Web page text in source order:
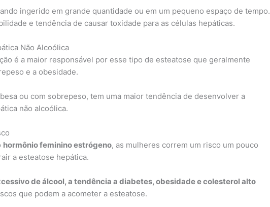
ingerido em grande quantidade ou em um pequeno espaço de tempo.
e tendência de causar toxidade para as células hepáticas.
Não Alcoólica
é a maior responsável por esse tipo de esteatose que geralmente
e a obesidade.
ou com sobrepeso, tem uma maior tendência de desenvolver a
não alcoólica.
hormônio feminino estrógeno, as mulheres correm um risco um pouco
a esteatose hepática.
de álcool, a tendência a diabetes, obesidade e colesterol alto
que podem a acometer a esteatose.